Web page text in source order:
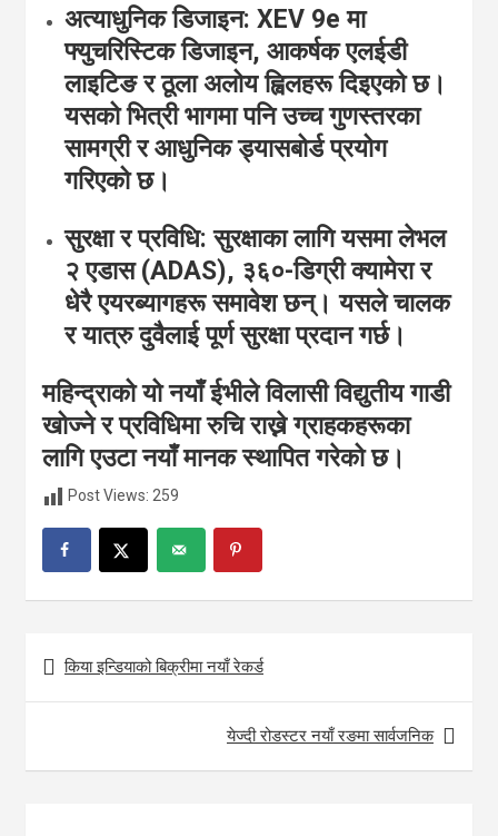
अत्याधुनिक डिजाइन: XEV 9e मा
फ्युचरिस्टिक डिजाइन, आकर्षक एलईडी
लाइटिङ र ठूला अलोय ह्विलहरू दिइएको छ।
यसको भित्री भागमा पनि उच्च गुणस्तरका
सामग्री र आधुनिक ड्यासबोर्ड प्रयोग
गरिएको छ।
सुरक्षा र प्रविधि: सुरक्षाका लागि यसमा लेभल
२ एडास (ADAS), ३६०-डिग्री क्यामेरा र
धेरै एयरब्यागहरू समावेश छन्। यसले चालक
र यात्रु दुवैलाई पूर्ण सुरक्षा प्रदान गर्छ।
महिन्द्राको यो नयाँ ईभीले विलासी विद्युतीय गाडी
खोज्ने र प्रविधिमा रुचि राख्ने ग्राहकहरूका
लागि एउटा नयाँ मानक स्थापित गरेको छ।
Post Views: 259
Post
navigation
किया इन्डियाको बिक्रीमा नयाँ रेकर्ड
येज्दी रोडस्टर नयाँ रङमा सार्वजनिक